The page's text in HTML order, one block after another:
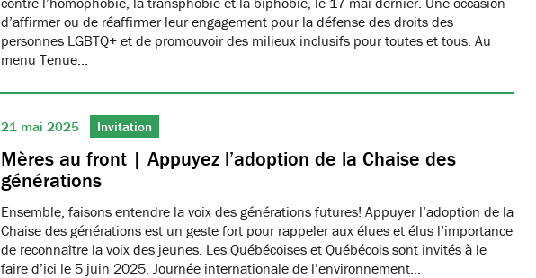
d’affirmer ou de réaffirmer leur engagement pour la défense des droits des
personnes LGBTQ+ et de promouvoir des milieux inclusifs pour toutes et tous. Au
menu Tenue…
21 mai 2025 Invitation
Mères au front | Appuyez l’adoption de la Chaise des
générations
Ensemble, faisons entendre la voix des générations futures! Appuyer l’adoption de la
Chaise des générations est un geste fort pour rappeler aux élues et élus l’importance
de reconnaître la voix des jeunes. Les Québécoises et Québécois sont invités à le
faire d’ici le 5 juin 2025, Journée internationale de l’environnement…